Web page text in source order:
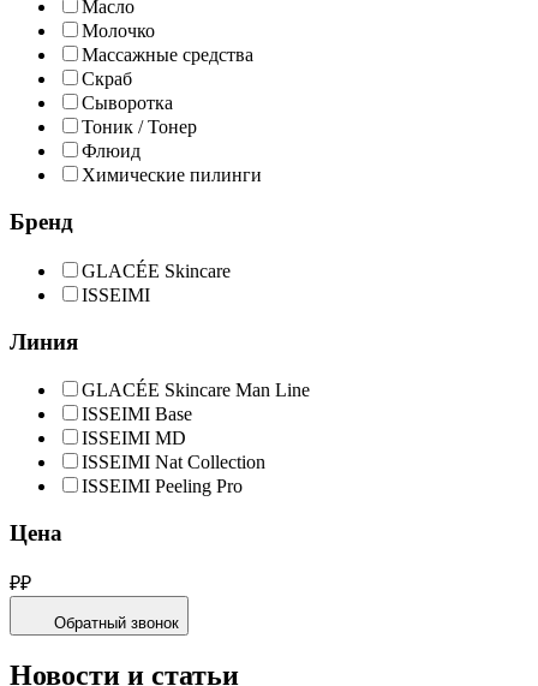
Масло
Молочко
Массажные средства
Скраб
Сыворотка
Тоник / Тонер
Флюид
Химические пилинги
Бренд
GLACÉE Skincare
ISSEIMI
Линия
GLACÉE Skincare Man Line
ISSEIMI Base
ISSEIMI MD
ISSEIMI Nat Collection
ISSEIMI Peeling Pro
Цена
₽₽
Обратный звонок
Новости и статьи